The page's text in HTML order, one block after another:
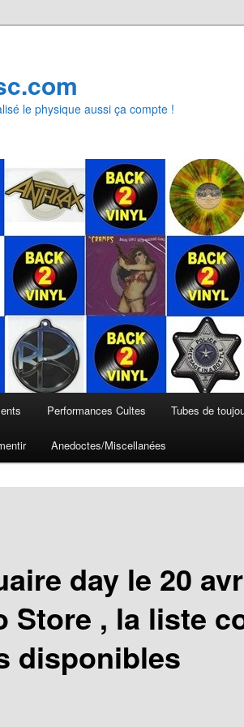
le physique aussi ça compte !
Performances Cultes Tubes de
Anedoctes/Miscellanées
day le 20
Store , la liste
disponibles